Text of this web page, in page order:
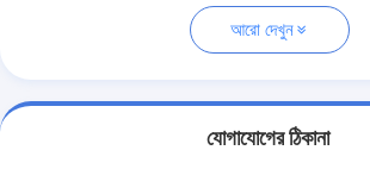
আরো দেখুন
যোগাযোগের ঠিকানা